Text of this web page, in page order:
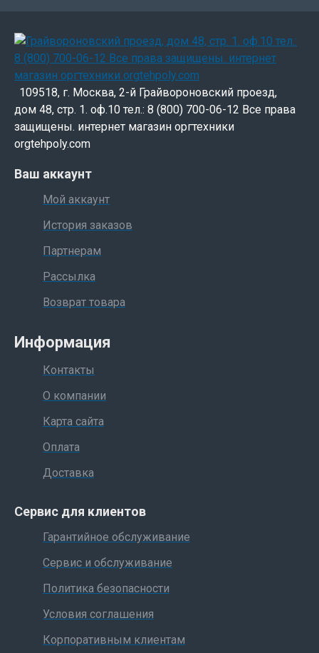
109518, г. Москва, 2-й Грайвороновский проезд,
дом 48, стр. 1. оф.10 тел.: 8 (800) 700-06-12 Все права
защищены. интернет магазин оргтехники
orgtehpoly.com
Ваш аккаунт
Мой аккаунт
История заказов
Партнерам
Рассылка
Возврат товара
Информация
Контакты
О компании
Карта сайта
Оплата
Доставка
Сервис для клиентов
Гарантийное обслуживание
Сервис и обслуживание
Политика безопасности
Условия соглашения
Корпоративным клиентам